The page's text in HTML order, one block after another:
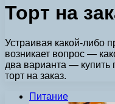
Торт на
Устраивая какой-либо
возникает вопрос —
два варианта — купить
торт на заказ.
Питание